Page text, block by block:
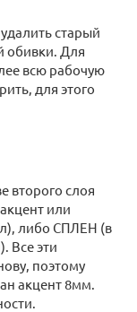
старый
обивки. Для
всю рабочую
для этого
второго слоя
или
либо СПЛЕН (в
Все эти
поэтому
акцент 8мм.